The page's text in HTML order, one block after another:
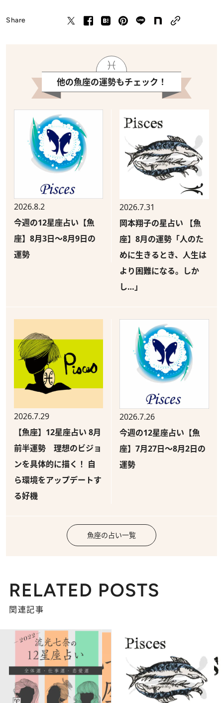
Share
他の魚座の運勢もチェック！
2026.8.2
今週の12星座占い【魚
座】8月3日～8月9日の
運勢
2026.7.31
岡本翔子の星占い 【魚
座】8月の運勢「人のた
めに生きるとき、人生は
より困難になる。しか
し…」
2026.7.29
【魚座】12星座占い 8月
前半運勢 理想のビジョ
ンを具体的に描く！ 自
ら環境をアップデートす
る好機
2026.7.26
今週の12星座占い【魚
座】7月27日～8月2日の
運勢
魚座の占い一覧
RELATED POSTS
関連記事